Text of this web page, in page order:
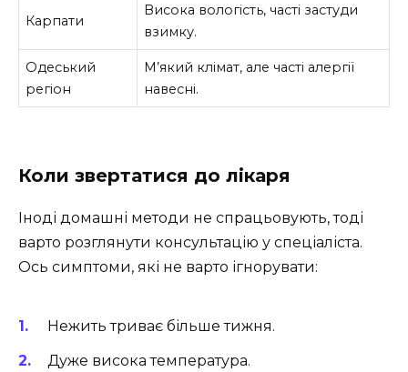
Карпати
Висока вологість, часті застуди
взимку.
Одеський
регіон
М’який клімат, але часті алергії
навесні.
Коли звертатися до лікаря
Іноді домашні методи не спрацьовують, тоді
варто розглянути консультацію у спеціаліста.
Ось симптоми, які не варто ігнорувати:
Нежить триває більше тижня.
Дуже висока температура.